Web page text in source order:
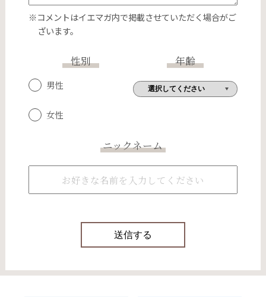
※コメントはイエマガ内で掲載させていただく場合がご
ざいます。
性別
男性
女性
年齢
ニックネーム